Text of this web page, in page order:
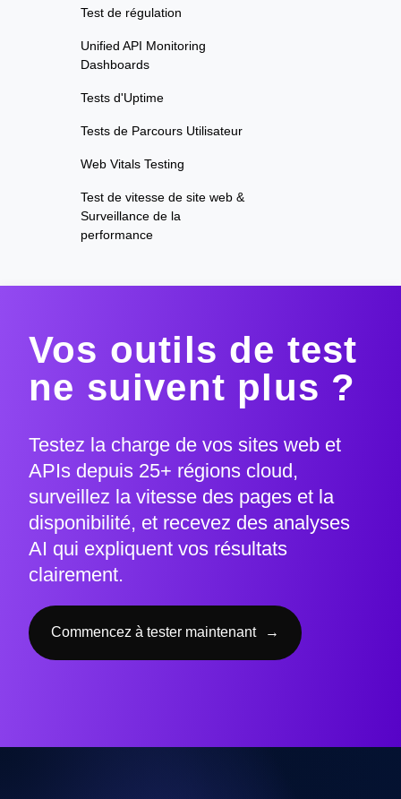
Test de régulation
Unified API Monitoring
Dashboards
Tests d'Uptime
Tests de Parcours Utilisateur
Web Vitals Testing
Test de vitesse de site web &
Surveillance de la
performance
Vos outils de test
ne suivent plus ?
Testez la charge de vos sites web et
APIs depuis 25+ régions cloud,
surveillez la vitesse des pages et la
disponibilité, et recevez des analyses
AI qui expliquent vos résultats
clairement.
Commencez à tester maintenant →